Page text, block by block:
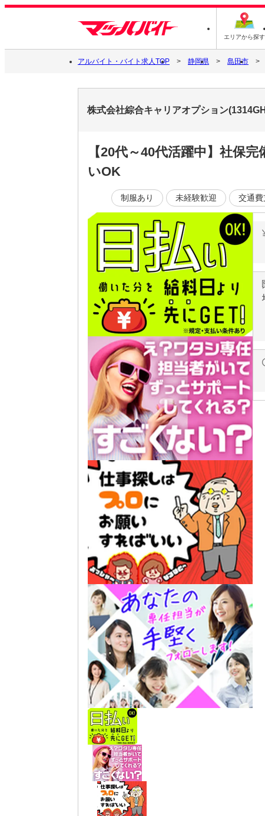
エリアから探す
アルバイト・バイト求人TOP 静岡県 島田市
株式会社綜合キャリアオプション
【20代～40代活躍中】社保
いOK
制服あり 未経験歓迎 交通費